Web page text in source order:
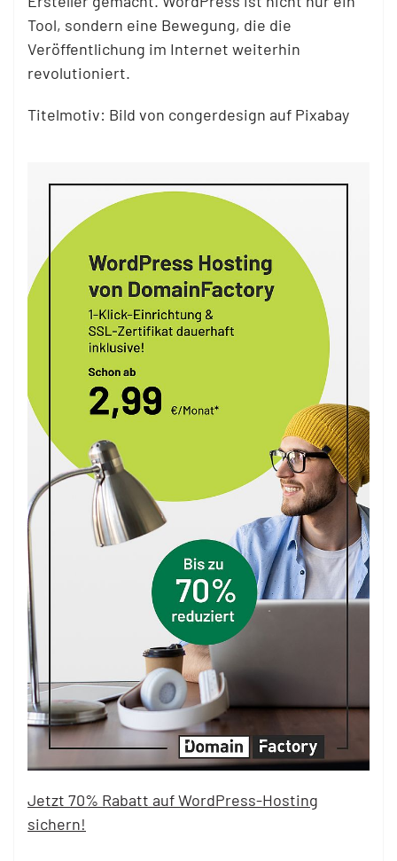
Tool, sondern eine Bewegung, die die
Veröffentlichung im Internet weiterhin
revolutioniert.
Titelmotiv: Bild von congerdesign auf Pixabay
Jetzt 70% Rabatt auf WordPress-Hosting
sichern!